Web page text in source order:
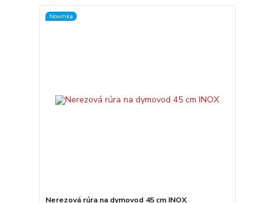
Novinka
Nerezová rúra na dymovod 45 cm INOX